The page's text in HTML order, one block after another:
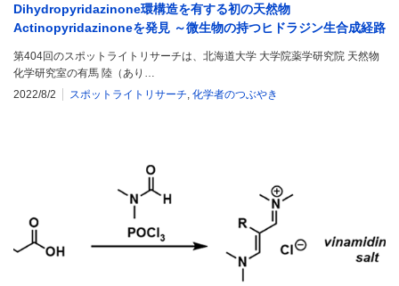
Dihydropyridazinone環構造を有する初の天然物
Actinopyridazinoneを発見 ～微生物の持つヒドラジン生合成経路
第404回のスポットライトリサーチは、北海道大学 大学院薬学研究院 天然物
化学研究室の有馬 陸（あり…
2022/8/2
スポットライトリサーチ, 化学者のつぶやき